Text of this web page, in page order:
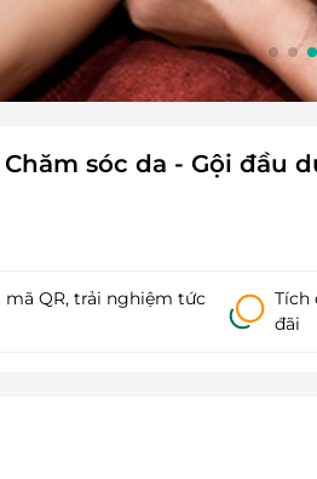
sóc da - Gội đầu
mã QR, trải nghiệm tức
Tích
đãi